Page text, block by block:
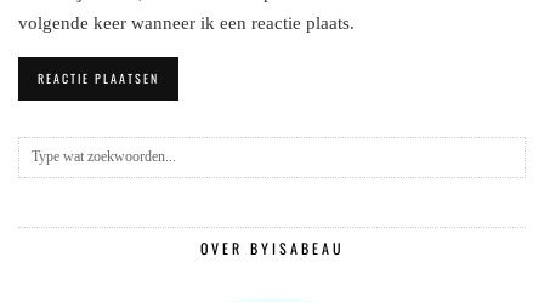
volgende keer wanneer ik een reactie plaats.
OVER BYISABEAU